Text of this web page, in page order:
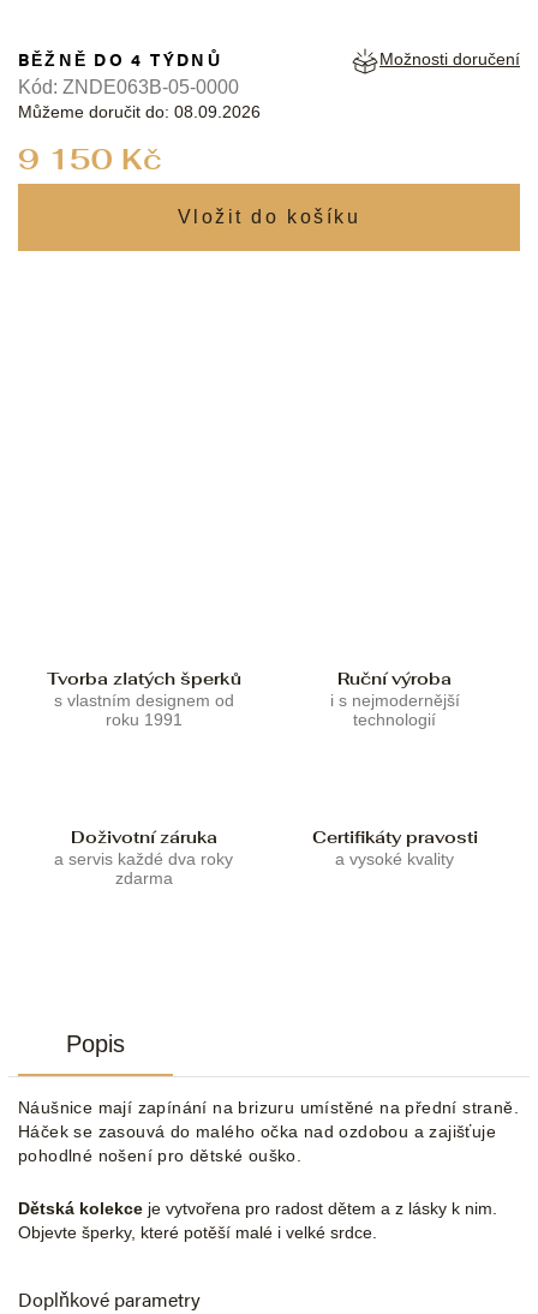
9 150 Kč
BĚŽNĚ DO 4 TÝDNŮ
Můžeme doručit do: 08.09.2026
Možnosti doručení
Kód: ZNDE063B-05-0000
Tvorba zlatých šperků
s vlastním designem od
roku 1991
Ruční výroba
i s nejmodernější
technologií
Doživotní záruka
a servis každé dva roky
zdarma
Certifikáty pravosti
a vysoké kvality
Popis
Náušnice mají zapínání na brizuru umístěné na přední straně.
Háček se zasouvá do malého očka nad ozdobou a zajišťuje
pohodlné nošení pro dětské ouško.
Dětská kolekce je vytvořena pro radost dětem a z lásky k nim.
Objevte šperky, které potěší malé i velké srdce.
Doplňkové parametry